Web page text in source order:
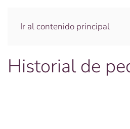
Ir al contenido principal
Historial de